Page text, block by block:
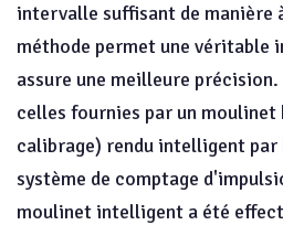
intervalle suffisant de manière
méthode permet une véritable
assure une meilleure
celles fournies par un
calibrage) rendu intelligent
système de comptage
moulinet intelligent a été